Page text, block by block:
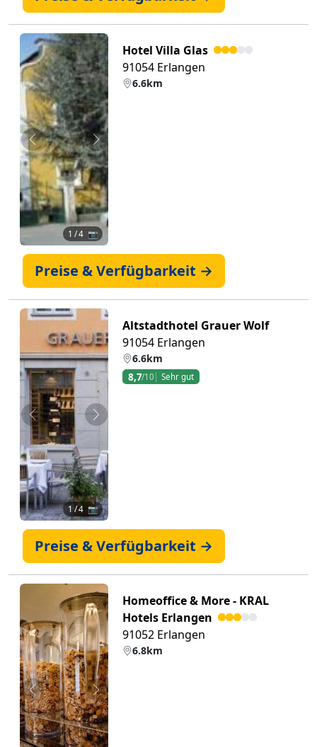
Zurück Weiter
1 / 4 📷
Hotel Villa Glas
91054 Erlangen
6.6km
Preise & Verfügbarkeit →
Zurück Weiter
1 / 4 📷
Altstadthotel Grauer Wolf
91054 Erlangen
6.6km
8,7/10 Sehr gut
Preise & Verfügbarkeit →
Zurück Weiter
Homeoffice & More - KRAL
Hotels Erlangen
91052 Erlangen
6.8km